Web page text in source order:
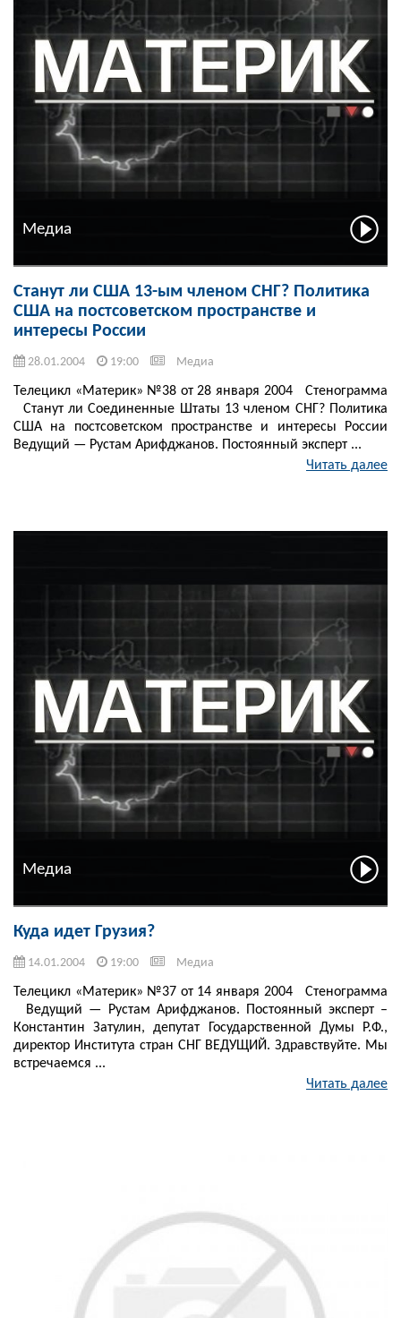
Медиа
Станут ли США 13-ым членом СНГ? Политика
США на постсоветском пространстве и
интересы России
28.01.2004 19:00 Медиа
Телецикл «Материк» №38 от 28 января 2004 Стенограмма
Станут ли Соединенные Штаты 13 членом СНГ? Политика
США на постсоветском пространстве и интересы России
Ведущий — Рустам Арифджанов. Постоянный эксперт ...
Читать далее
Медиа
Куда идет Грузия?
14.01.2004 19:00 Медиа
Телецикл «Материк» №37 от 14 января 2004 Стенограмма
Ведущий — Рустам Арифджанов. Постоянный эксперт –
Константин Затулин, депутат Государственной Думы Р.Ф.,
директор Института стран СНГ ВЕДУЩИЙ. Здравствуйте. Мы
встречаемся ...
Читать далее